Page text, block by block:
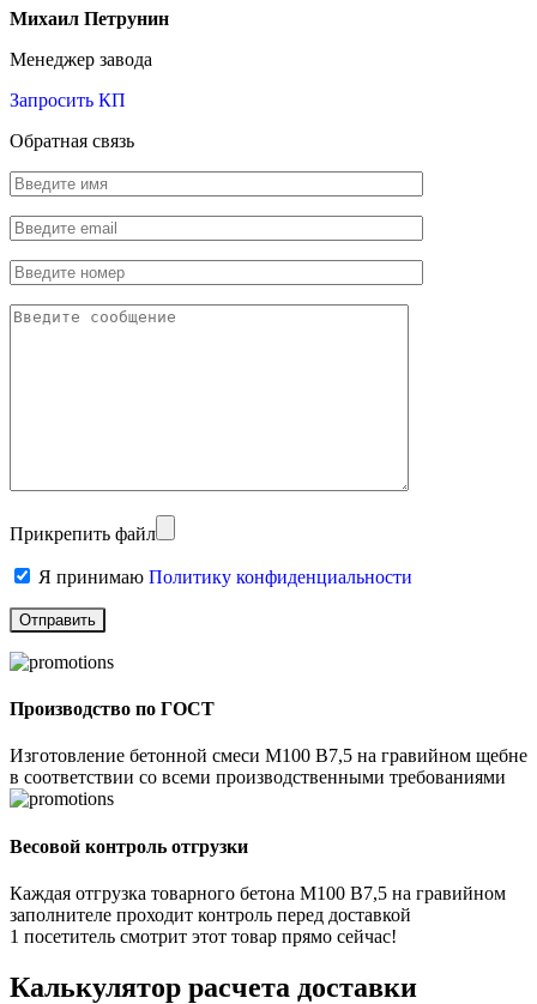
Михаил Петрунин
Менеджер завода
Запросить КП
Обратная связь
Прикрепить файл
Я принимаю Политику конфиденциальности
Производство по ГОСТ
Изготовление бетонной смеси М100 В7,5 на гравийном щебне
в соответствии со всеми производственными требованиями
Весовой контроль отгрузки
Каждая отгрузка товарного бетона М100 В7,5 на гравийном
заполнителе проходит контроль перед доставкой
1 посетитель смотрит этот товар прямо сейчас!
Калькулятор расчета доставки